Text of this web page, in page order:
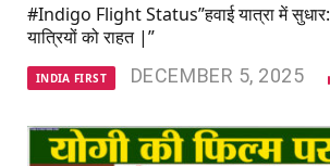
#Indigo Flight Status”हवाई यात्रा में
यात्रियों को राहत |”
INDIA FIRST DECEMBER 5, 2025